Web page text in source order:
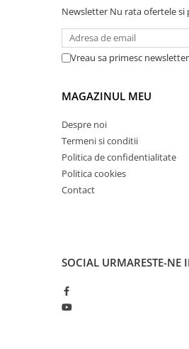
Dispozitive de prindere pentru
Fălci pentru PHV / VHV
Mese rotative / mese inclinabile /
Papusa mobila / con de centrare
Instrumente de masurare
Indicator cadran / Baze magnetice
Newsletter Nu rata ofertele
Vreau sa primesc
MAGAZINUL MEU
Despre noi
Termeni si conditii
Politica de confidentialitate
Politica cookies
Contact
SOCIAL URMARESTE-NE